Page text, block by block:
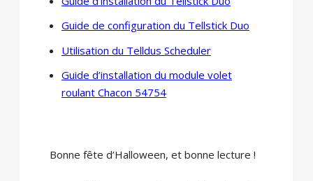
Guide de configuration du Tellstick Duo
Utilisation du Telldus Scheduler
Guide d’installation du module volet
roulant Chacon 54754
Bonne fête d’Halloween, et bonne lecture !